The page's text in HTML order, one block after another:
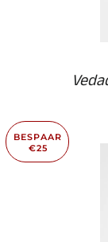
BESPAAR
€25